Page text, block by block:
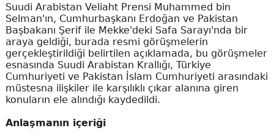
Suudi Arabistan Veliaht Prensi Muhammed bin
Selman'ın, Cumhurbaşkanı Erdoğan ve Pakistan
Başbakanı Şerif ile Mekke'deki Safa Sarayı'nda bir
araya geldiği, burada resmi görüşmelerin
gerçekleştirildiği belirtilen açıklamada, bu görüşmeler
esnasında Suudi Arabistan Krallığı, Türkiye
Cumhuriyeti ve Pakistan İslam Cumhuriyeti arasındaki
müstesna ilişkiler ile karşılıklı çıkar alanına giren
konuların ele alındığı kaydedildi.
Anlaşmanın içeriği